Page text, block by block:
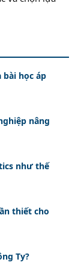
học áp
nâng
như thế
thiết cho
Ty?